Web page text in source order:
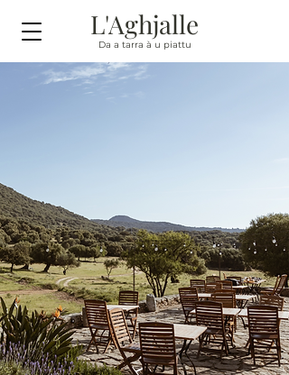
L'Aghjalle
Da a tarra à u piattu